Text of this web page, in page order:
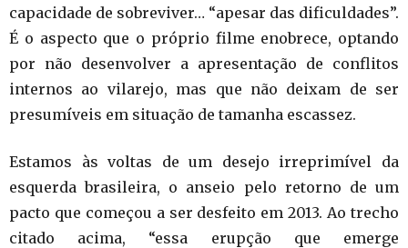
capacidade de sobreviver… “apesar das dificuldades”.
É o aspecto que o próprio filme enobrece, optando
por não desenvolver a apresentação de conflitos
internos ao vilarejo, mas que não deixam de ser
presumíveis em situação de tamanha escassez.
Estamos às voltas de um desejo irreprimível da
esquerda brasileira, o anseio pelo retorno de um
pacto que começou a ser desfeito em 2013. Ao trecho
citado acima, “essa erupção que emerge